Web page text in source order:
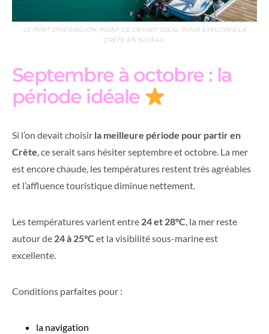
LE PORT D’HÉRAKLION, POINT DE DÉPART IDÉAL POUR EXPLORER LA
CRÈTE EN BATEAU.
Septembre à octobre : la
période idéale
Si l’on devait choisir la meilleure période pour partir en
Crète, ce serait sans hésiter septembre et octobre. La mer
est encore chaude, les températures restent très agréables
et l’affluence touristique diminue nettement.
Les températures varient entre 24 et 28°C, la mer reste
autour de 24 à 25°C et la visibilité sous-marine est
excellente.
Conditions parfaites pour :
la navigation